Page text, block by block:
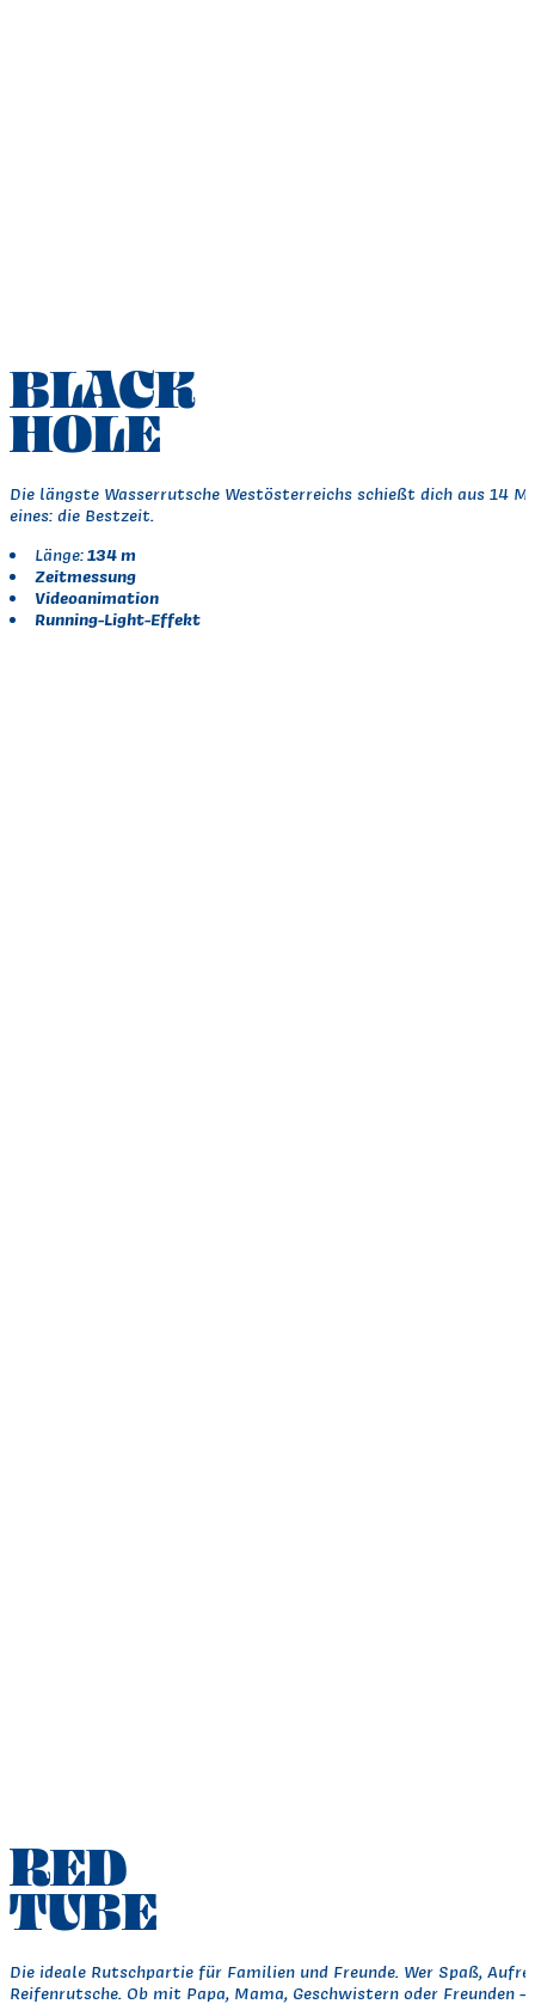
BLACK
HOLE
Die längste Wasserrutsche Westösterreichs schießt dich aus 14
eines: die Bestzeit.
Länge:134 m
Zeitmessung
Videoanimation
Running-Light-Effekt
RED
TUBE
Die ideale Rutschpartie für Familien und Freunde. Wer Spaß,
Reifenrutsche. Ob mit Papa, Mama, Geschwistern oder Freunden